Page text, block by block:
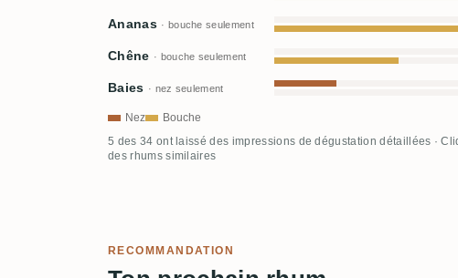
Ananas · bouche seulement
Chêne · bouche seulement
Baies · nez seulement
Nez Bouche
5 des 34 ont laissé des impressions de dégustation détaillées ·
des rhums similaires
RECOMMANDATION